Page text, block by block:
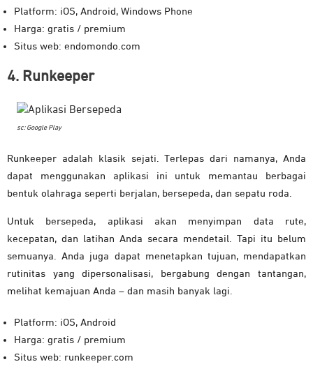
Platform: iOS, Android, Windows Phone
Harga: gratis / premium
Situs web: endomondo.com
4. Runkeeper
sc: Google Play
Runkeeper adalah klasik sejati. Terlepas dari namanya, Anda
dapat menggunakan aplikasi ini untuk memantau berbagai
bentuk olahraga seperti berjalan, bersepeda, dan sepatu roda.
Untuk bersepeda, aplikasi akan menyimpan data rute,
kecepatan, dan latihan Anda secara mendetail. Tapi itu belum
semuanya. Anda juga dapat menetapkan tujuan, mendapatkan
rutinitas yang dipersonalisasi, bergabung dengan tantangan,
melihat kemajuan Anda – dan masih banyak lagi.
Platform: iOS, Android
Harga: gratis / premium
Situs web: runkeeper.com